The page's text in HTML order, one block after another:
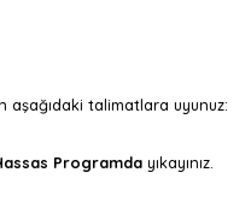
aşağıdaki talimatlara uyunuz:
Programda yıkayınız.